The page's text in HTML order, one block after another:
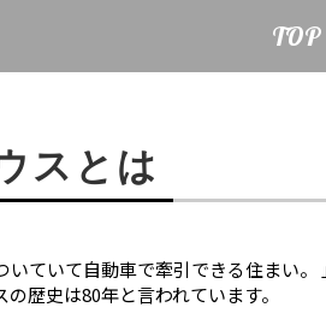
TOP
スとは
ていて自動車で牽引できる住まい。
歴史は80年と言われています。